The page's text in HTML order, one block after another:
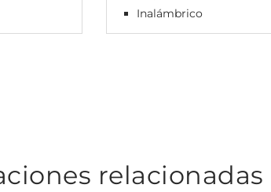
Inalámbrico
relacionadas